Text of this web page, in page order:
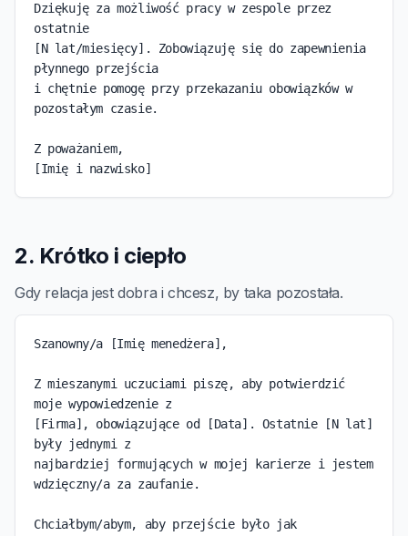
Dziękuję za możliwość pracy w zespole przez
ostatnie
[N lat/miesięcy]. Zobowiązuję się do zapewnienia
płynnego przejścia
i chętnie pomogę przy przekazaniu obowiązków w
pozostałym czasie.
Z poważaniem,
[Imię i nazwisko]
2. Krótko i ciepło
Gdy relacja jest dobra i chcesz, by taka pozostała.
Szanowny/a [Imię menedżera],
Z mieszanymi uczuciami piszę, aby potwierdzić
moje wypowiedzenie z
[Firma], obowiązujące od [Data]. Ostatnie [N lat]
były jednymi z
najbardziej formujących w mojej karierze i jestem
wdzięczny/a za zaufanie.
Chciałbym/abym, aby przejście było jak